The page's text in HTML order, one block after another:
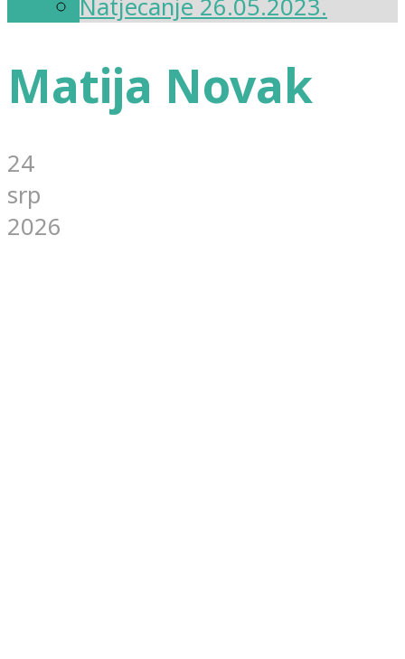
Natjecanje 26.05.2023.
Matija Novak
24
srp
2026